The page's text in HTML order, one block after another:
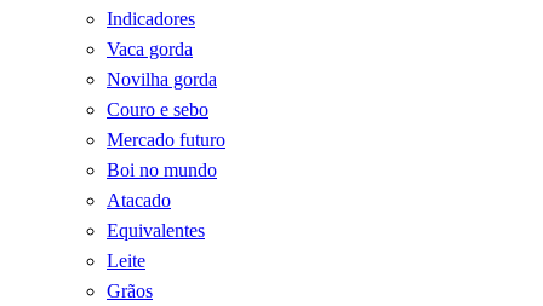
Indicadores
Vaca gorda
Novilha gorda
Couro e sebo
Mercado futuro
Boi no mundo
Atacado
Equivalentes
Leite
Grãos